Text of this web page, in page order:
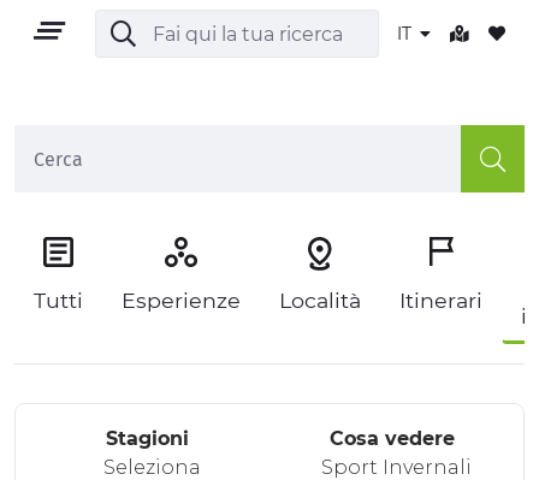
IT
IT
OUTDOOR
CULTURA
Tutti Esperienze Località Itinerari
Stagioni
Seleziona
Cosa vedere
Sport Invernali